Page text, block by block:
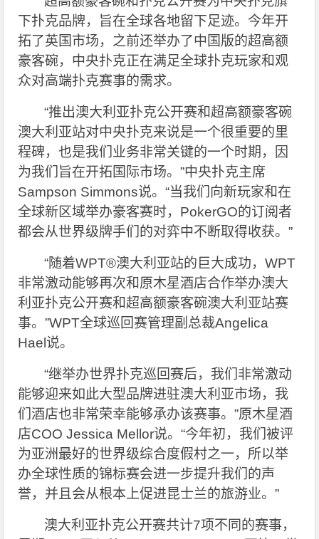
下扑克品牌，旨在全球各地留下足迹。今年开
拓了英国市场，之前还举办了中国版的超高额
豪客碗，中央扑克正在满足全球扑克玩家和观
众对高端扑克赛事的需求。
“推出澳大利亚扑克公开赛和超高额豪客碗
澳大利亚站对中央扑克来说是一个很重要的里
程碑，也是我们业务非常关键的一个时期，因
为我们旨在开拓国际市场。”中央扑克主席
Sampson Simmons说。“当我们向新玩家和在
全球新区域举办豪客赛时，PokerGO的订阅者
都会从世界级牌手们的对弈中不断取得收获。”
“随着WPT®澳大利亚站的巨大成功，WPT
非常激动能够再次和原木星酒店合作举办澳大
利亚扑克公开赛和超高额豪客碗澳大利亚站赛
事。”WPT全球巡回赛管理副总裁Angelica
Hael说。
“继举办世界扑克巡回赛后，我们非常激动
能够迎来如此大型品牌进驻澳大利亚市场，我
们酒店也非常荣幸能够承办该赛事。”原木星酒
店COO Jessica Mellor说。“今年初，我们被评
为亚洲最好的世界级综合度假村之一，所以举
办全球性质的锦标赛会进一步提升我们的声
誉，并且会从根本上促进昆士兰的旅游业。”
澳大利亚扑克公开赛共计7项不同的赛事，